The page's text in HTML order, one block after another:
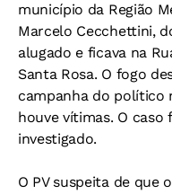
município da Região
Marcelo Cecchettini,
alugado e ficava na
Santa Rosa. O fogo
campanha do político
houve vítimas. O
investigado.
O PV suspeita de que